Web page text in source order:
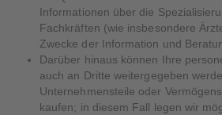
Informationen über die
Fachkräften (wie insbesondere
Zwecke der Information und
Darüber hinaus können Ihre
auch an Dritte weitergegeben
Unternehmensteile oder
kaufen; in diesem Fall legen wir